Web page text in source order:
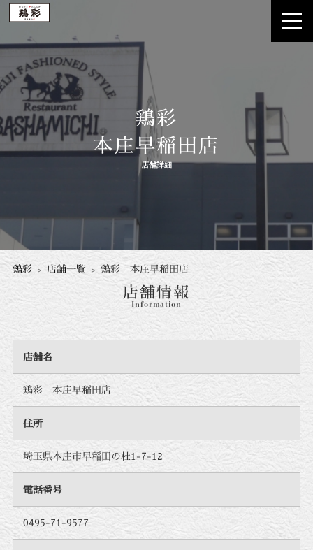
鶏彩
本庄早稲田店
店舗詳細
鶏彩 店舗一覧 鶏彩 本庄早稲田店
店舗情報
Information
店舗名
鶏彩 本庄早稲田店
住所
埼玉県本庄市早稲田の杜1-7-12
電話番号
0495-71-9577